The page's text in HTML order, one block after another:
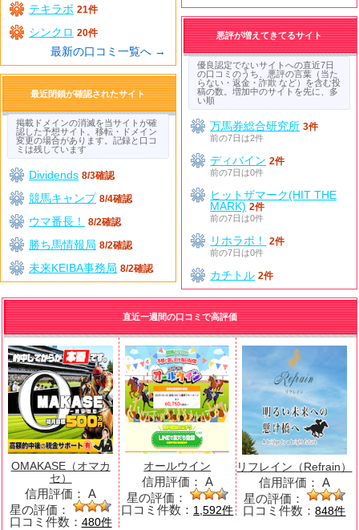
テキラボ 21件
シンクロ 20件
最新の口コミ一覧へ →
悪評が増えてきてるサイト
優良認定でないサイトへの直近7日
の口コミのうち、悪評の言葉（当た
らない・返金・詐欺 など）を含む投
稿の数。増加中のサイトを先に、多
い順
万馬券総合研究所 3件
前の7日は2件
ディバイン 2件
前の7日は0件
ヒットザマーク(HIT THE
MARK) 2件
前の7日は0件
リホラボ！
2件
前の7日は0件
カチトル 2件
最近閉鎖が確認されたサイト
掲載ドメインの消滅を当サイトが確
認した予想サイト。移転・ドメイン
変更の場合があります。記録と口コ
ミは残しています
Dividends 8/3確認
競馬キャンプ 8/4確認
ウマ番長！ 8/2確認
勝ち馬情報局 8/2確認
未来KEIBA事務局 8/2確認
直近一週間の口コミで高評価
OMAKASE（オマカ
セ）
信用評価： A
星の評価：
口コミ件数： 480件
オールウイン
信用評価： A
星の評価：
口コミ件数： 1,592件
リフレイン（Refrain）
信用評価： A
星の評価：
口コミ件数：848件